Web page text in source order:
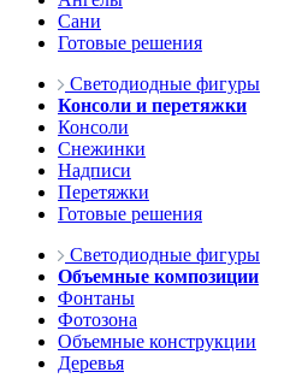
Сани
Готовые решения
Светодиодные фигуры
Консоли и перетяжки
Консоли
Снежинки
Надписи
Перетяжки
Готовые решения
Светодиодные фигуры
Объемные композиции
Фонтаны
Фотозона
Объемные конструкции
Деревья